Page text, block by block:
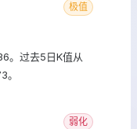
极值
。过去5日K值从
弱化